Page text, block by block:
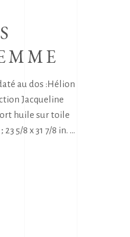
au dos :Hélion
Jacqueline
huile sur toile
5/8 x 31 7/8 in.